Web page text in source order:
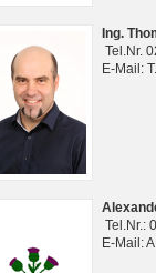
Ing.
Tel.Nr.
E-Mail:
Tel.Nr.:
E-Mail: